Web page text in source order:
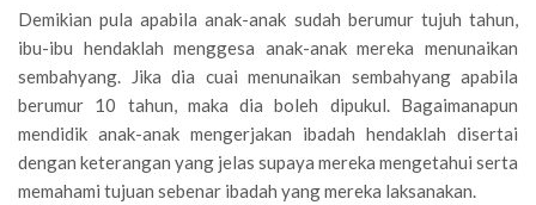
Demikian pula apabila anak-anak sudah berumur tujuh tahun,
ibu-ibu hendaklah menggesa anak-anak mereka menunaikan
sembahyang. Jika dia cuai menunaikan sembahyang apabila
berumur 10 tahun, maka dia boleh dipukul. Bagaimanapun
mendidik anak-anak mengerjakan ibadah hendaklah disertai
dengan keterangan yang jelas supaya mereka mengetahui serta
memahami tujuan sebenar ibadah yang mereka laksanakan.